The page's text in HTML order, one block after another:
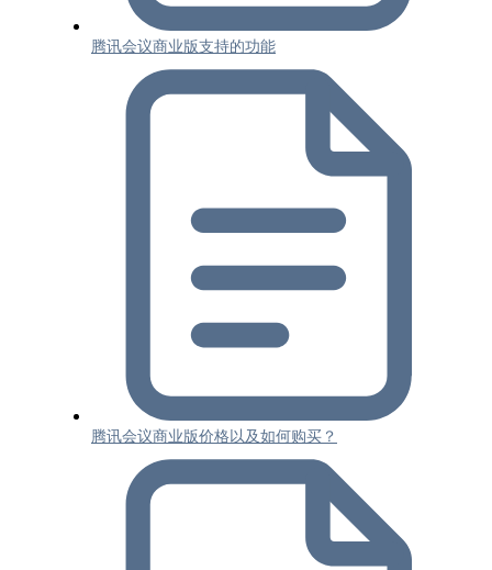
腾讯会议商业版支持的功能
腾讯会议商业版价格以及如何购买？